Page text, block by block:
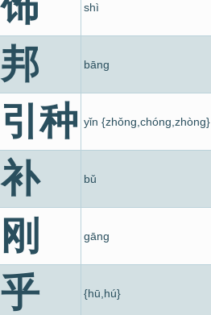
shì
邦 bāng
引种 yǐn {zhǒng,chóng,zhòng}
补 bǔ
刚 gāng
乎 {hū,hú}